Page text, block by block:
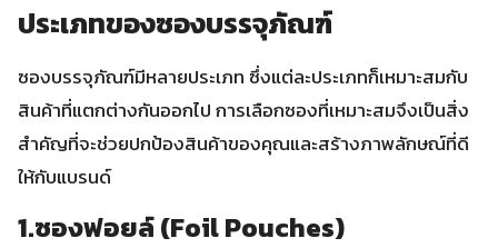
ประเภทของซองบรรจุภัณฑ์
ซองบรรจุภัณฑ์มีหลายประเภท ซึ่งแต่ละประเภทก็เหมาะสมกับ
สินค้าที่แตกต่างกันออกไป การเลือกซองที่เหมาะสมจึงเป็นสิ่ง
สำคัญที่จะช่วยปกป้องสินค้าของคุณและสร้างภาพลักษณ์ที่ดี
ให้กับแบรนด์
1.ซองฟอยล์ (Foil Pouches)